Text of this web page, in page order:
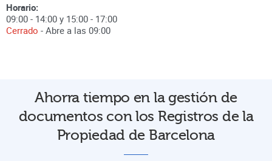
Horario:
09:00 - 14:00 y 15:00 - 17:00
Cerrado - Abre a las 09:00
Ahorra tiempo en la gestión de
documentos con los Registros de la
Propiedad de Barcelona